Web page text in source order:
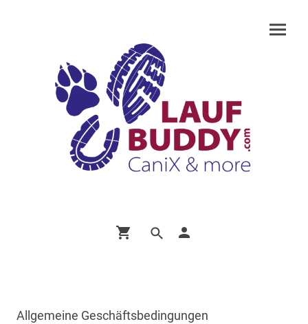
Allgemeine Geschäftsbedingungen